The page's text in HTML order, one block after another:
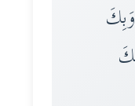
وَبِكَ